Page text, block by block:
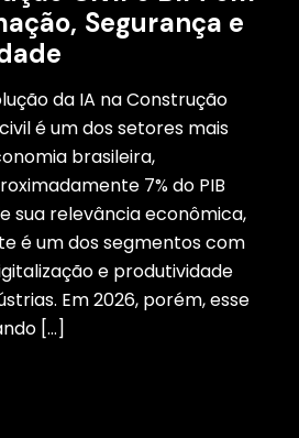
Segurança e
da IA na Construção
é um dos setores mais
brasileira,
7% do PIB
sua relevância econômica,
é um dos segmentos com
e produtividade
Em 2026, porém, esse
[…]